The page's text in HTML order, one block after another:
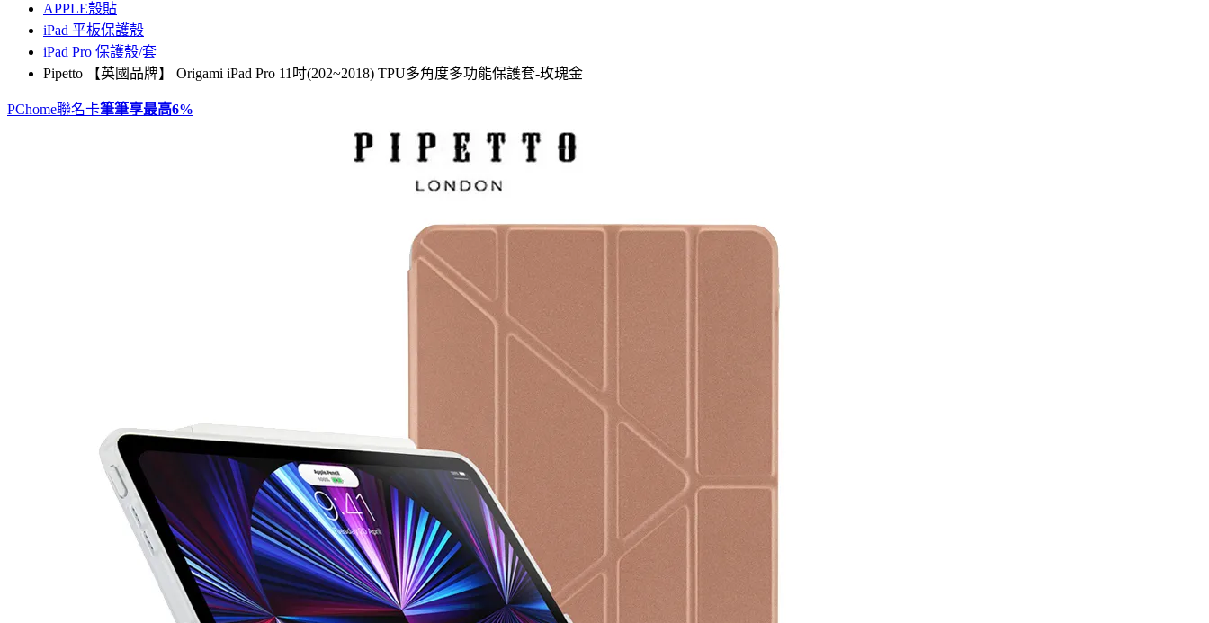
APPLE殼貼
iPad 平板保護殼
iPad Pro 保護殼/套
Pipetto 【英國品牌】 Origami iPad Pro 11吋(202~2018) TPU多角度多功能保護套-玫瑰金
PChome聯名卡筆筆享最高6%